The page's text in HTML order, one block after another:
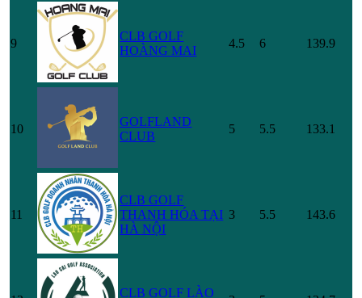
9
CLB GOLF
HOÀNG MAI
4.5 6 139.9
10
GOLFLAND
CLUB
5 5.5 133.1
11
CLB GOLF
THANH HÓA TẠI
HÀ NỘI
3 5.5 143.6
CLB GOLF LÀO